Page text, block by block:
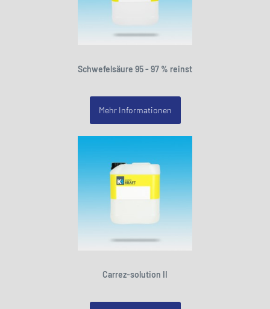
Schwefelsäure 95 - 97 % reinst
Mehr Informationen
Carrez-solution II